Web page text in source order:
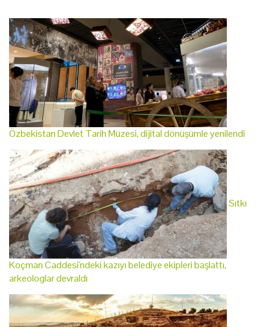
Özbekistan Devlet Tarih Müzesi, dijital dönüşümle yenilendi
Sıtkı
Koçman Caddesi'ndeki kazıyı belediye ekipleri başlattı,
arkeologlar devraldı